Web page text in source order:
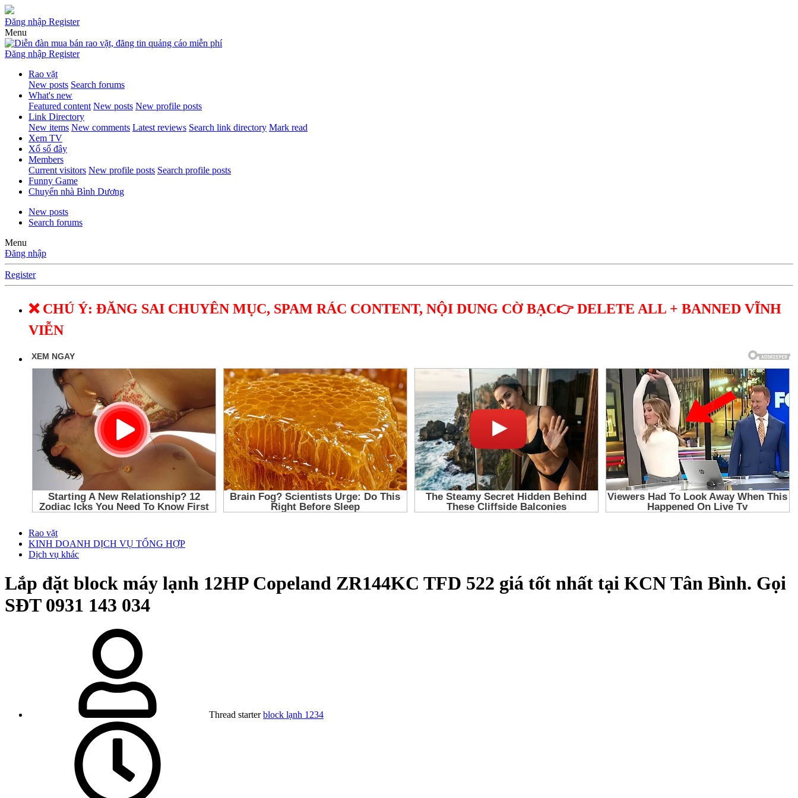
Đăng nhập Register
Menu
Đăng nhập Register
Rao vặt
New posts Search forums
What's new
Featured content New posts New profile posts
Link Directory
New items New comments Latest reviews Search link directory Mark read
Xem TV
Xổ số đây
Members
Current visitors New profile posts Search profile posts
Funny Game
Chuyển nhà Bình Dương
New posts
Search forums
Menu
Đăng nhập
Register
❌ CHÚ Ý: ĐĂNG SAI CHUYÊN MỤC, SPAM RÁC CONTENT, NỘI DUNG CỜ BẠC👉 DELETE ALL + BANNED VĨNH
VIỄN
Rao vặt
KINH DOANH DỊCH VỤ TỔNG HỢP
Dịch vụ khác
Lắp đặt block máy lạnh 12HP Copeland ZR144KC TFD 522 giá tốt nhất tại KCN Tân Bình. Gọi
SĐT 0931 143 034
Thread starter block lạnh 1234